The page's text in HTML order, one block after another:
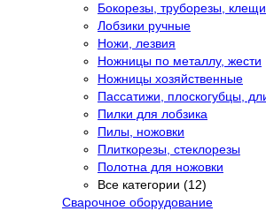
Бокорезы, труборезы, клещи
Лобзики ручные
Ножи, лезвия
Ножницы по металлу, жести
Ножницы хозяйственные
Пассатижи, плоскогубцы,
Пилки для лобзика
Пилы, ножовки
Плиткорезы, стеклорезы
Полотна для ножовки
Все категории (12)
Сварочное оборудование